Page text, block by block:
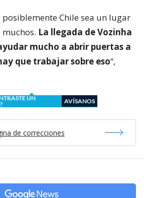
Chile sea un lugar
La llegada de Vozinha
mucho a abrir puertas a
que trabajar sobre eso“,
UN
AVÍSANOS
de correcciones